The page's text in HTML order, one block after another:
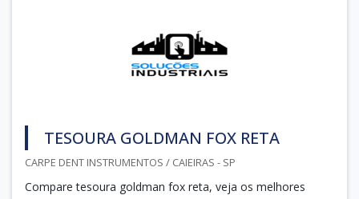
TESOURA GOLDMAN FOX RETA
CARPE DENT INSTRUMENTOS / CAIEIRAS - SP
Compare tesoura goldman fox reta, veja os melhores